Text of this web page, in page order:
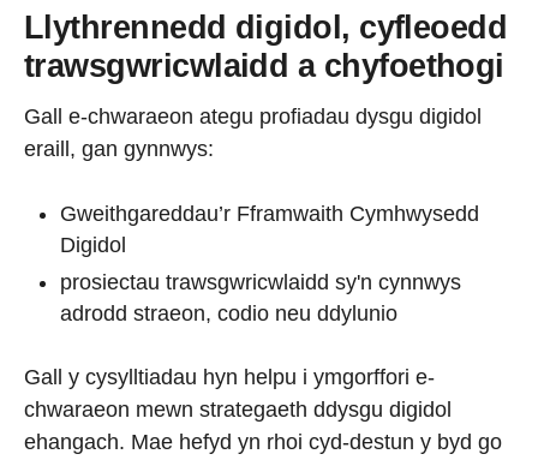
Llythrennedd digidol, cyfleoedd
trawsgwricwlaidd a chyfoethogi
Gall e-chwaraeon ategu profiadau dysgu digidol
eraill, gan gynnwys:
Gweithgareddau’r Fframwaith Cymhwysedd
Digidol
prosiectau trawsgwricwlaidd sy'n cynnwys
adrodd straeon, codio neu ddylunio
Gall y cysylltiadau hyn helpu i ymgorffori e-
chwaraeon mewn strategaeth ddysgu digidol
ehangach. Mae hefyd yn rhoi cyd-destun y byd go